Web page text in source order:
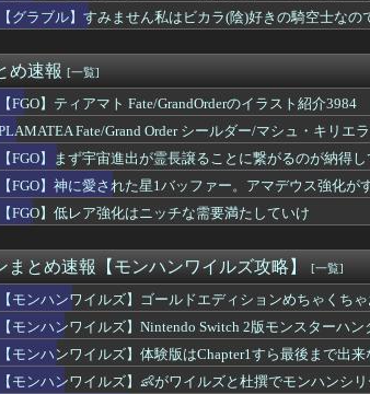
ーシャは配布で一体貰えるしどこまで凸れるかな
ベックス」と「ファーストペンギン」がレガシーってマ
ラゴンになって登場しないかな ついでに色眼鏡辺りも貰
リアした人に聞きたいんだけど基地航空の熟練度どう
か今回はE5は甲で当然みたいな流れあるよね
ールドカップ、ガチで面白いと話題にｗｗｗｗｗｗ
今作のマイユニはキャラメイク可能！こういうのはif以
シ「今ちょっと正気だからよ…」
ルズ】体験版はChapter1すら最後まで出来ないのか…
ガって20年かけてトルファンの成長描いたのになんか評
版は最適化対応まで暗転演出や戦闘不能が多い戦闘は
セイちゃんはひたすら攻撃力が高いな…
ルタイムストラテジー 『サドン ストライク5』第1弾DLC
ジェル
中進化『湯切りの妙技』が『ものすごく前に出る』に変
偵コナンでお馴染みの青山先生こと山本ハーロック五十
らぶるっ！3149話 たぬき達の痕跡を調査するル・オー
ージ鹿島 他
日からシーズナルイベント「紅蓮祭2026」が開催！マウ
【グラブル】すみません私はビカラ(陰)好きの騎空士な
め速報 [一覧]
【FGO】ティアマト Fate/GrandOrderのイラスト紹介3984
Fate/Grand Order シールダー/マシュ・キリ
受付開始
【FGO】まず宇宙進出が霊長譲ることに繋がるのが納得
【FGO】神に愛された星1バッファー。アマデウス強化が
【FGO】低レア強化はニッチな需要満たしていけ
まとめ速報【モンハンワイルズ攻略】 [一覧]
【モンハンワイルズ】ゴールドエディションめちゃくち
【モンハンワイルズ】Nintendo Switch 2版モンスターハ
に【モンハンワイルズ】体験版はChapter1すら最後まで出
【モンハンワイルズ】👶がワイルズと杜撰でモンハンシ